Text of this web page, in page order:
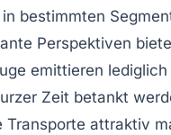
bestimmten
Perspektiven
emittieren lediglich
Zeit betankt
Transporte attraktiv